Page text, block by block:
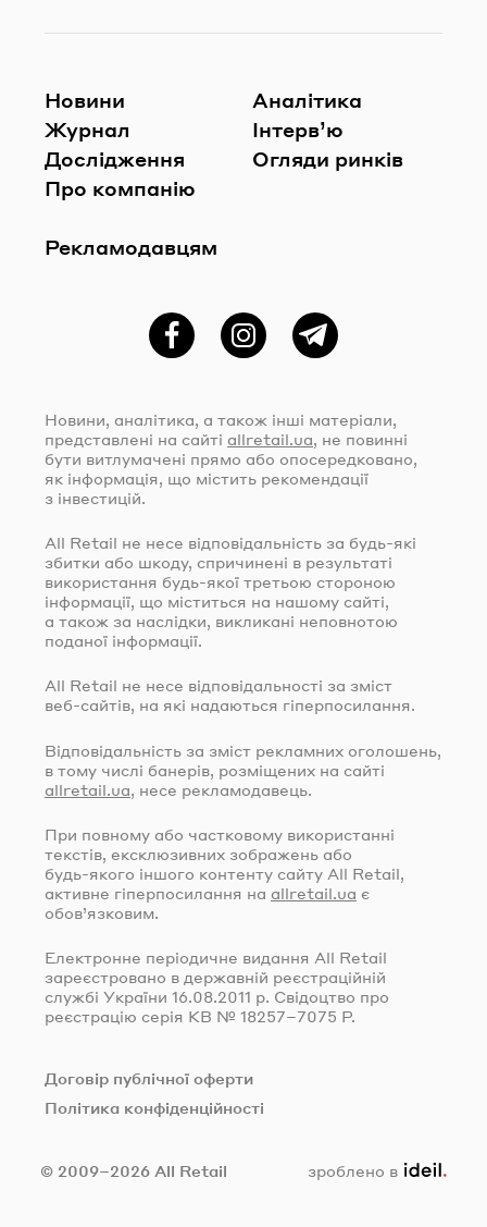
Новини
Журнал
Дослідження
Про компанію
Рекламодавцям
Аналітика
Інтерв’ю
Огляди ринків
ФейсбукInstagramTelegram
Новини, аналітика, а також інші матеріали,
представлені на сайті allretail.ua , не повинні
бути витлумачені прямо або опосередковано,
як інформація, що містить рекомендації
з інвестицій.
All Retail не несе відповідальність за будь-які
збитки або шкоду, спричинені в результаті
використання будь-якої третьою стороною
інформації, що міститься на нашому сайті,
а також за наслідки, викликані неповнотою
поданої інформації.
All Retail не несе відповідальності за зміст
веб-сайтів, на які надаються гіперпосилання.
Відповідальність за зміст рекламних оголошень,
в тому числі банерів, розміщених на сайті
allretail.ua, несе рекламодавець.
При повному або частковому використанні
текстів, ексклюзивних зображень або
будь-якого іншого контенту сайту All Retail,
активне гіперпосилання на allretail.ua є
обов’язковим.
Електронне періодичне видання All Retail
зареєстровано в державній реєстраційній
службі України 16.08.2011 р. Свідоцтво про
реєстрацію серія КВ № 18257–7075 Р.
Договір публічної оферти
Політика конфіденційності
© 2009–2026 All Retail зроблено в ideil.